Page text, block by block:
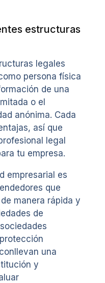
estructuras
legales
persona física
de una
o el
anónima. Cada
así que
legal
tu empresa.
empresarial es
que
manera rápida y
de
una
y